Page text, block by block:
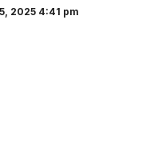
2025 4:41 pm